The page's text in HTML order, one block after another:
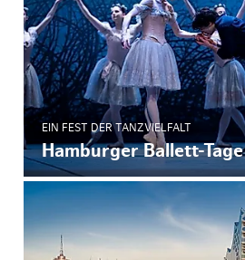
EIN FEST DER TANZVIELFALT
Hamburger Ballett-Tage